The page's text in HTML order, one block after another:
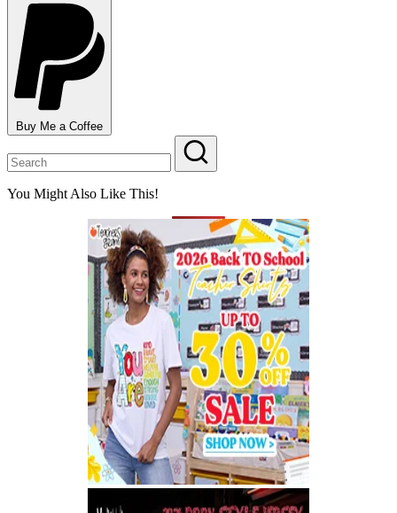
Buy Me a Coffee
You Might Also Like This!